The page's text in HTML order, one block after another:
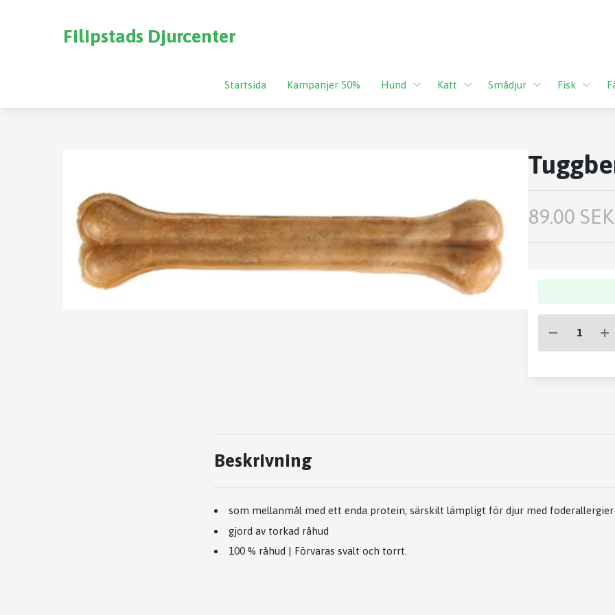
Filipstads Djurcenter
Startsida Kampanjer 50% Hund Katt Smådjur Fisk
89.00 SEK
Beskrivning
som mellanmål med ett enda protein, särskilt lämpligt för djur med foderallergier
gjord av torkad råhud
100 % råhud | Förvaras svalt och torrt.